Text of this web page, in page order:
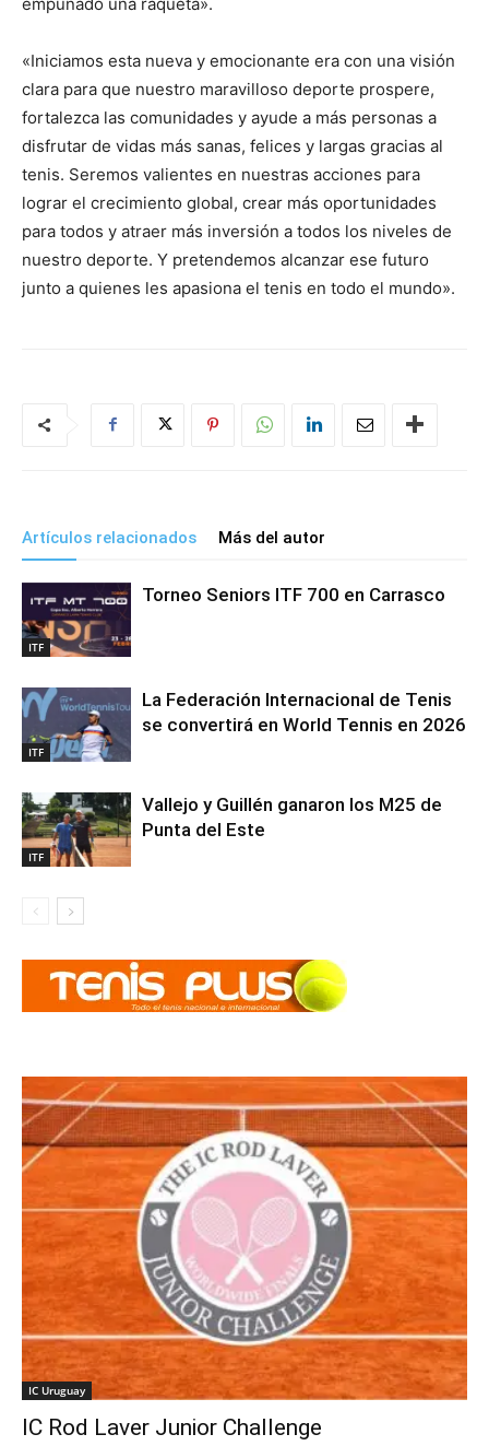
«Iniciamos esta nueva y emocionante era con una visión
clara para que nuestro maravilloso deporte prospere,
fortalezca las comunidades y ayude a más personas a
disfrutar de vidas más sanas, felices y largas gracias al
tenis. Seremos valientes en nuestras acciones para
lograr el crecimiento global, crear más oportunidades
para todos y atraer más inversión a todos los niveles de
nuestro deporte. Y pretendemos alcanzar ese futuro
junto a quienes les apasiona el tenis en todo el mundo».
Artículos relacionados Más del autor
ITF
Torneo Seniors ITF 700 en Carrasco
ITF
La Federación Internacional de Tenis
se convertirá en World Tennis en 2026
ITF
Vallejo y Guillén ganaron los M25 de
Punta del Este
IC Uruguay
IC Rod Laver Junior Challenge